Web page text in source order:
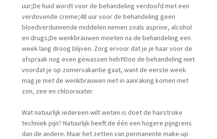
uur;De huid wordt voor de behandeling verdoofd met een
verdovende creme;48 uur voor de behandeling geen
bloedverdunnende middelen nemen zoals asprine, alcohol
en drugs;De wenkbrauwen moeten na de behandeling een
week lang droog blijven. Zorg ervoor dat je je haar voor de
afspraak nog even gewassen hebt!Doe de behandeling niet
voordat je op zomervakantie gaat, want de eerste week
mag je met de wenkbrauwen niet in aanraking komen met
zon, zee en chloorwater.
Wat natuurlijk iedereen wilt weten is doet de hairstroke
techniek pijn? Natuurlijk heeft de één een hogere pijngrens
dan de andere. Maar het zetten van permanente make-up